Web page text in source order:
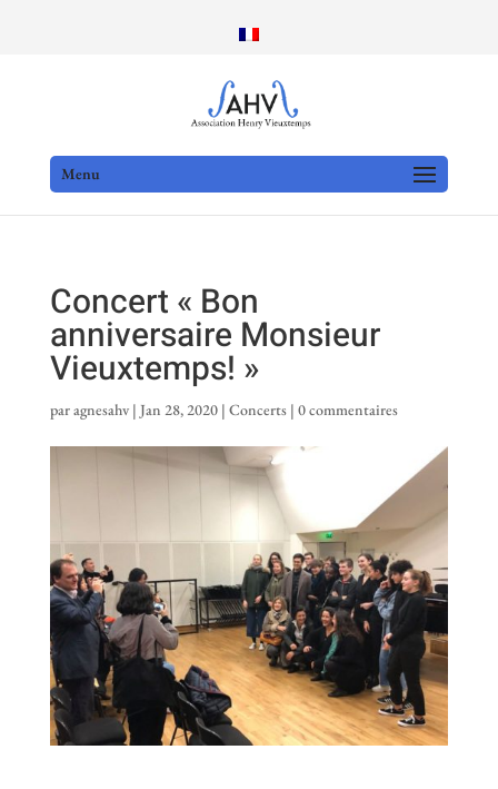
Menu
Concert « Bon
anniversaire Monsieur
Vieuxtemps! »
paragnesahv| Jan 28, 2020| Concerts| 0 commentaires